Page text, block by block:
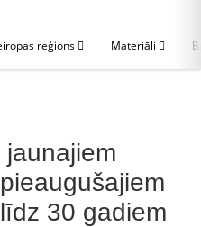
reģions Materiāli
jaunajiem
30 gadiem